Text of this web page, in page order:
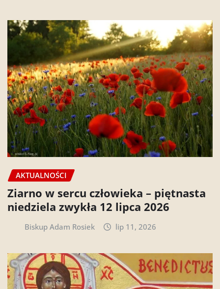
AKTUALNOŚCI
Ziarno w sercu człowieka – piętnasta
niedziela zwykła 12 lipca 2026
Biskup Adam Rosiek lip 11, 2026